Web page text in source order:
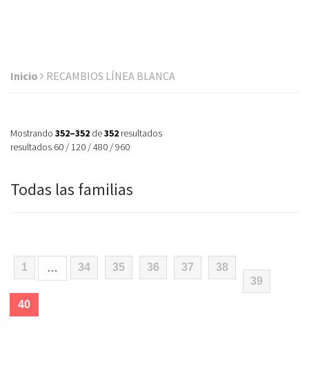
Inicio RECAMBIOS LÍNEA BLANCA
Mostrando 352–352 de352 resultados
resultados 60 / 120 /480 /960
Todas las familias
1 … 34 35 36 37
38
39
40(current)